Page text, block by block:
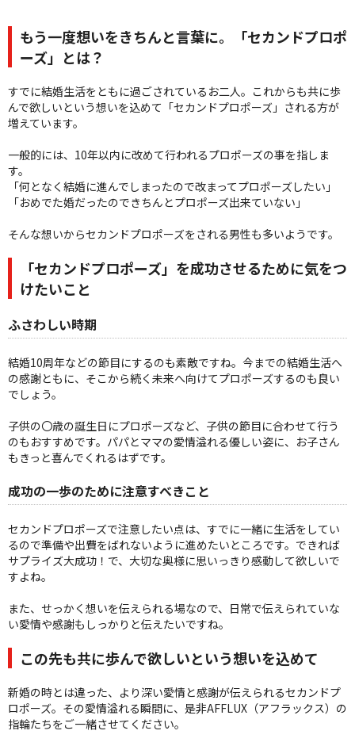
もう一度想いをきちんと言葉に。「セカンドプロポ
ーズ」とは？
すでに結婚生活をともに過ごされているお二人。これからも共に歩
んで欲しいという想いを込めて「セカンドプロポーズ」される方が
増えています。
一般的には、10年以内に改めて行われるプロポーズの事を指しま
す。
「何となく結婚に進んでしまったので改まってプロポーズしたい」
「おめでた婚だったのできちんとプロポーズ出来ていない」
そんな想いからセカンドプロポーズをされる男性も多いようです。
「セカンドプロポーズ」を成功させるために気をつ
けたいこと
ふさわしい時期
結婚10周年などの節目にするのも素敵ですね。今までの結婚生活へ
の感謝ともに、そこから続く未来へ向けてプロポーズするのも良い
でしょう。
子供の〇歳の誕生日にプロポーズなど、子供の節目に合わせて行う
のもおすすめです。パパとママの愛情溢れる優しい姿に、お子さん
もきっと喜んでくれるはずです。
成功の一歩のために注意すべきこと
セカンドプロポーズで注意したい点は、すでに一緒に生活をしてい
るので準備や出費をばれないように進めたいところです。できれば
サプライズ大成功！で、大切な奥様に思いっきり感動して欲しいで
すよね。
また、せっかく想いを伝えられる場なので、日常で伝えられていな
い愛情や感謝もしっかりと伝えたいですね。
この先も共に歩んで欲しいという想いを込めて
新婚の時とは違った、より深い愛情と感謝が伝えられるセカンドプ
ロポーズ。その愛情溢れる瞬間に、是非AFFLUX（アフラックス）の
指輪たちをご一緒させてください。